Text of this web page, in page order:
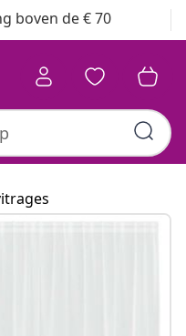
boven de € 70